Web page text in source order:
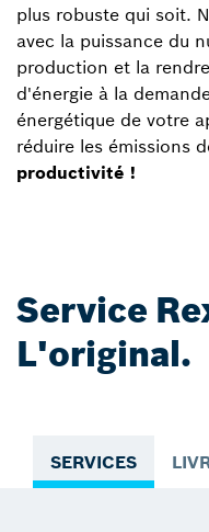
plus robuste qui soit.
avec la puissance du
production et la
d'énergie à la
énergétique de votre
réduire les émissions
productivité !
Service
L'original.
SERVICES